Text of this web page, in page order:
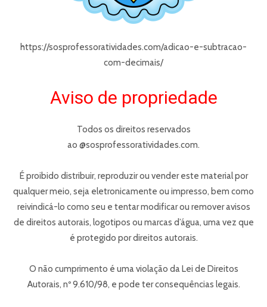
https://sosprofessoratividades.com/adicao-e-subtracao-
com-decimais/
Aviso de propriedade
Todos os direitos reservados
ao @sosprofessoratividades.com.
É proibido distribuir, reproduzir ou vender este material por
qualquer meio, seja eletronicamente ou impresso, bem como
reivindicá-lo como seu e tentar modificar ou remover avisos
de direitos autorais, logotipos ou marcas d’água, uma vez que
é protegido por direitos autorais.
O não cumprimento é uma violação da Lei de Direitos
Autorais, nº 9.610/98, e pode ter consequências legais.